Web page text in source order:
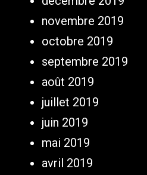
novembre 2019
octobre 2019
septembre 2019
août 2019
juillet 2019
juin 2019
mai 2019
avril 2019